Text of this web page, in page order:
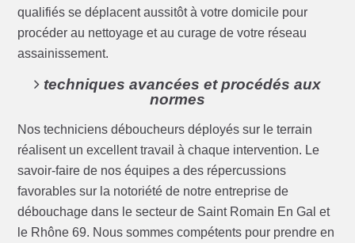
qualifiés se déplacent aussitôt à votre domicile pour
procéder au nettoyage et au curage de votre réseau
assainissement.
techniques avancées et procédés aux
normes
Nos techniciens déboucheurs déployés sur le terrain
réalisent un excellent travail à chaque intervention. Le
savoir-faire de nos équipes a des répercussions
favorables sur la notoriété de notre entreprise de
débouchage dans le secteur de Saint Romain En Gal et
le Rhône 69. Nous sommes compétents pour prendre en